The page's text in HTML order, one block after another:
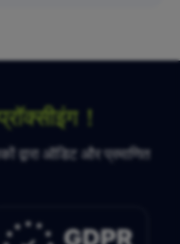
！
द्वारा ऑडिट और प्रमाणित